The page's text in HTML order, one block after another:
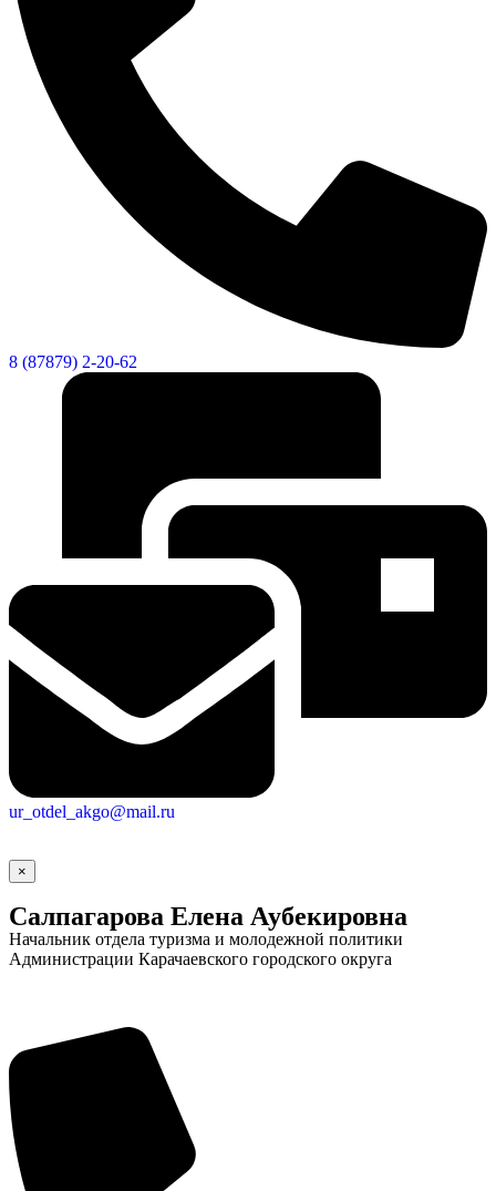
8 (87879) 2-20-62
ur_otdel_akgo@mail.ru
×
Салпагарова Елена Аубекировна
Начальник отдела туризма и молодежной политики
Администрации Карачаевского городского округа